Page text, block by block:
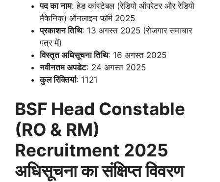
पद का नाम: हेड कांस्टेबल (रेडियो ऑपरेटर और रेडियो
मैकेनिक) ऑनलाइन फॉर्म 2025
प्रकाशन तिथि: 13 अगस्त 2025 (रोजगार समाचार
पत्र में)
विस्तृत अधिसूचना तिथि: 16 अगस्त 2025
नवीनतम अपडेट: 24 अगस्त 2025
कुल रिक्तियां: 1121
BSF Head Constable
(RO & RM)
Recruitment 2025
अधिसूचना का संक्षिप्त विवरण